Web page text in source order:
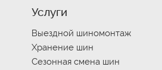
Услуги
Выездной шиномонтаж
Хранение шин
Сезонная смена шин